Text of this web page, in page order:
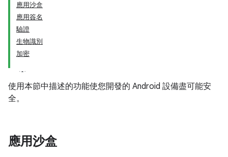
應用沙盒
應用簽名
驗證
生物識別
加密
使用本節中描述的功能使您開發的 Android 設備盡可能安
全。
應用沙盒